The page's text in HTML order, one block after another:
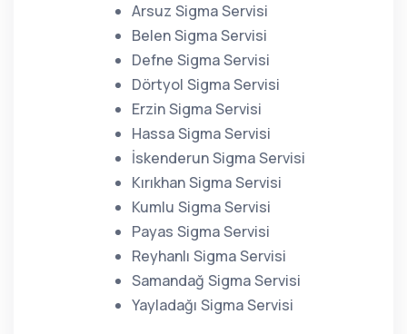
Arsuz Sigma Servisi
Belen Sigma Servisi
Defne Sigma Servisi
Dörtyol Sigma Servisi
Erzin Sigma Servisi
Hassa Sigma Servisi
İskenderun Sigma Servisi
Kırıkhan Sigma Servisi
Kumlu Sigma Servisi
Payas Sigma Servisi
Reyhanlı Sigma Servisi
Samandağ Sigma Servisi
Yayladağı Sigma Servisi